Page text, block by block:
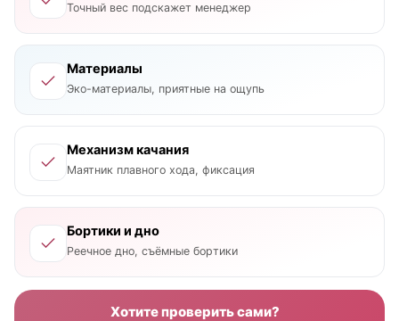
Точный вес подскажет менеджер
Материалы
Эко-материалы, приятные на ощупь
Механизм качания
Маятник плавного хода, фиксация
Бортики и дно
Реечное дно, съёмные бортики
Хотите проверить сами?